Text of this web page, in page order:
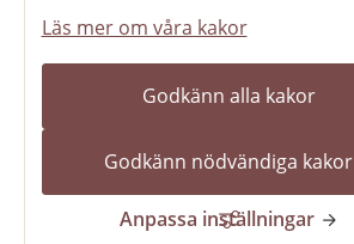
Läs mer om våra kakor
Godkänn alla kakor
Godkänn nödvändiga kakor
Anpassa inställningar
Våra webbplatser
Katedralskolan
Vilans fritidsområde
Skara kommun